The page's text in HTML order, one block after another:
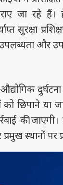
जा रहे
सुरक्षा
और
को छिपाने या
की
स्थानों पर